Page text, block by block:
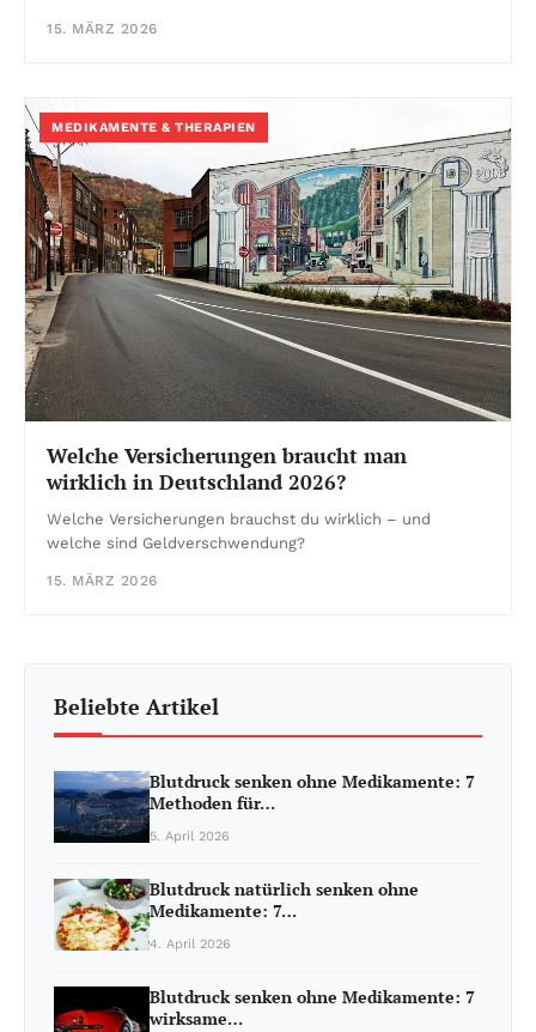
15. MÄRZ 2026
MEDIKAMENTE & THERAPIEN
Welche Versicherungen braucht man
wirklich in Deutschland 2026?
Welche Versicherungen brauchst du wirklich – und
welche sind Geldverschwendung?
15. MÄRZ 2026
Beliebte Artikel
Blutdruck senken ohne Medikamente: 7
Methoden für…
5. April 2026
Blutdruck natürlich senken ohne
Medikamente: 7…
4. April 2026
Blutdruck senken ohne Medikamente: 7
wirksame…